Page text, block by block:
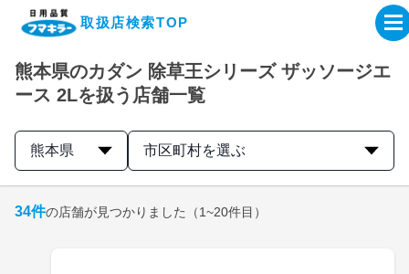
取扱店検索TOP
企業・IR情報サイト
製品情報サイト
熊本県のカダン 除草王シリーズ ザッソージエ
ース 2Lを扱う店舗一覧
熊本県 市区町村を選ぶ
34件の店舗が見つかりました （1~20件目）